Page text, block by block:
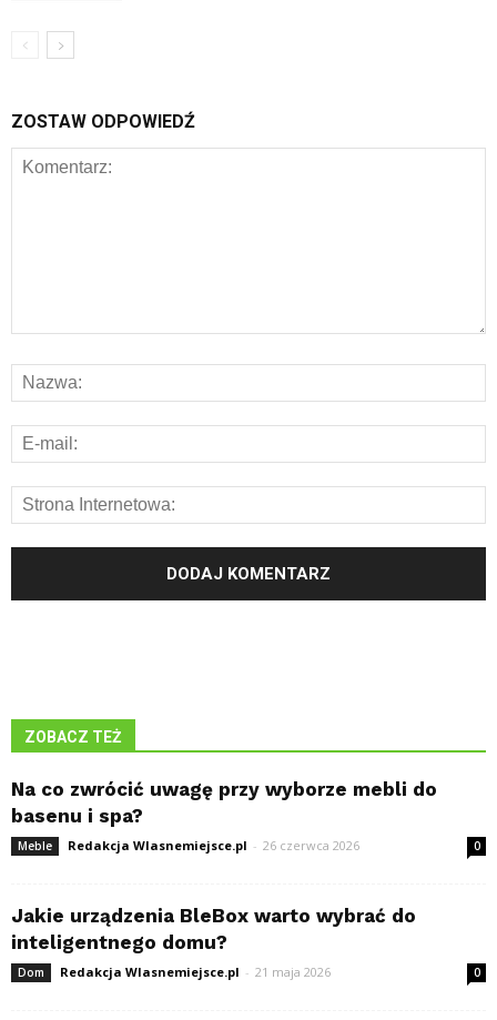
ZOSTAW ODPOWIEDŹ
ZOBACZ TEŻ
Na co zwrócić uwagę przy wyborze mebli do
basenu i spa?
Meble Redakcja Wlasnemiejsce.pl - 26 czerwca 2026 0
Jakie urządzenia BleBox warto wybrać do
inteligentnego domu?
Dom Redakcja Wlasnemiejsce.pl - 21 maja 2026 0